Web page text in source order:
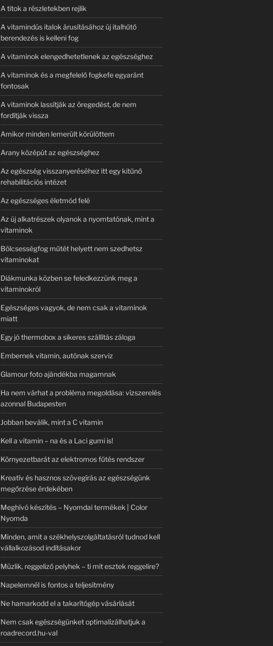
A titok a részletekben rejlik
A vitamindús italok árusításához új italhűtő
berendezés is kelleni fog
A vitaminok elengedhetetlenek az egészséghez
A vitaminok és a megfelelő fogkefe egyaránt
fontosak
A vitaminok lassítják az öregedést, de nem
fordítják vissza
Amikor minden lemerült körülöttem
Arany középút az egészséghez
Az egészség visszanyeréséhez itt egy kitűnő
rehabilitációs intézet
Az egészséges életmód felé
Az új alkatrészek olyanok a nyomtatónak, mint a
vitaminok
Bölcsességfog műtét helyett nem szedhetsz
vitaminokat
Diákmunka közben se feledkezzünk meg a
vitaminokról
Egészséges vagyok, de nem csak a vitaminok
miatt
Egy jó thermobox a sikeres szállítás záloga
Embernek vitamin, autónak szerviz
Glamour foto ajándékba magamnak
Ha nem várhat a probléma megoldása: vízszerelés
azonnal Budapesten
Jobban beválik, mint a C vitamin
Kell a vitamin – na és a Laci gumi is!
Környezetbarát az elektromos fűtés rendszer
Kreatív és hasznos szövegírás az egészségünk
megőrzése érdekében
Meghívó készítés – Nyomdai termékek | Color
Nyomda
Minden, amit a székhelyszolgáltatásról tudnod kell
vállalkozásod indításakor
Müzlik, reggeliző pelyhek – ti mit esztek reggelire?
Napelemnél is fontos a teljesítmény
Ne hamarkodd el a takarítógép vásárlását
Nem csak egészségünket optimalizálhatjuk a
roadrecord.hu-val